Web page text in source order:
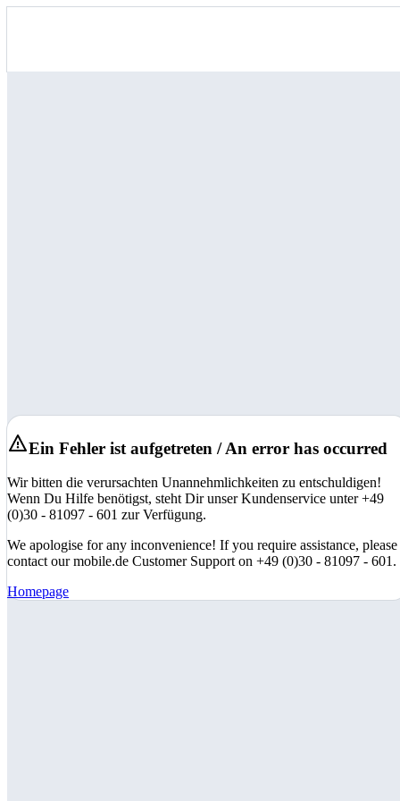
Ein Fehler ist aufgetreten / An error has occurred
Wir bitten die verursachten Unannehmlichkeiten zu entschuldigen!
Wenn Du Hilfe benötigst, steht Dir unser Kundenservice unter +49
(0)30 - 81097 - 601 zur Verfügung.
We apologise for any inconvenience! If you require assistance, please
contact our mobile.de Customer Support on +49 (0)30 - 81097 - 601.
Homepage